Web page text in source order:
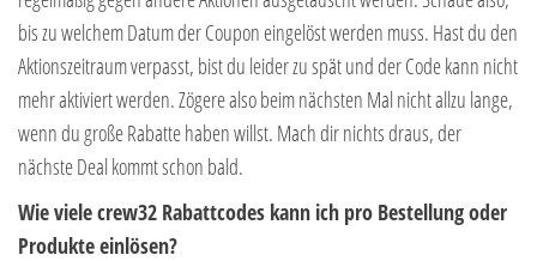
bis zu welchem Datum der Coupon eingelöst werden muss. Hast du den
Aktionszeitraum verpasst, bist du leider zu spät und der Code kann nicht
mehr aktiviert werden. Zögere also beim nächsten Mal nicht allzu lange,
wenn du große Rabatte haben willst. Mach dir nichts draus, der
nächste Deal kommt schon bald.
Wie viele crew32 Rabattcodes kann ich pro Bestellung oder
Produkte einlösen?